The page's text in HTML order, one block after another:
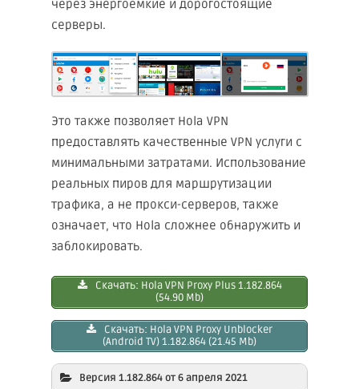
через энергоёмкие и дорогостоящие
серверы.
Это также позволяет Hola VPN
предоставлять качественные VPN услуги с
минимальными затратами. Использование
реальных пиров для маршрутизации
трафика, а не прокси-серверов, также
означает, что Hola сложнее обнаружить и
заблокировать.
Скачать: Hоla VPN Proxy Plus 1.182.864
(54.90 Mb)
Скачать: Hola VPN Proxy Unblocker
(Android TV) 1.182.864 (21.45 Mb)
Версия 1.182.864 от 6 апреля 2021